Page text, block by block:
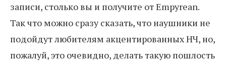
записи, столько вы и получите от Empyrean.
Так что можно сразу сказать, что наушники не
подойдут любителям акцентированных НЧ, но,
пожалуй, это очевидно, делать такую пошлость